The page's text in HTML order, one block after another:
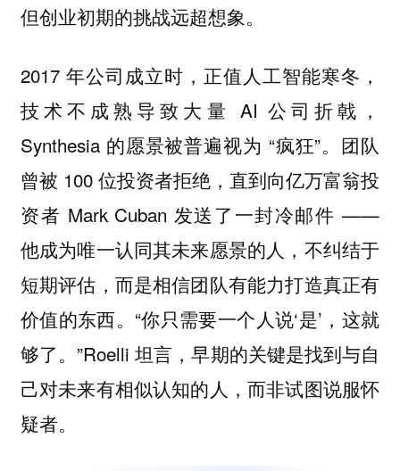
但创业初期的挑战远超想象。
2017 年公司成立时，正值人工智能寒冬，
技术不成熟导致大量 AI 公司折戟，
Synthesia 的愿景被普遍视为 “疯狂”。团队
曾被 100 位投资者拒绝，直到向亿万富翁投
资者 Mark Cuban 发送了一封冷邮件 ——
他成为唯一认同其未来愿景的人，不纠结于
短期评估，而是相信团队有能力打造真正有
价值的东西。“你只需要一个人说‘是’，这就
够了。”Roelli 坦言，早期的关键是找到与自
己对未来有相似认知的人，而非试图说服怀
疑者。